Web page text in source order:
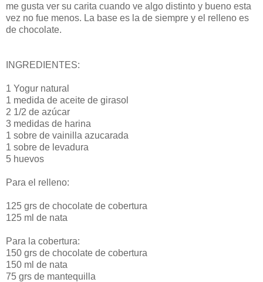
me gusta ver su carita cuando ve algo distinto y bueno esta
vez no fue menos. La base es la de siempre y el relleno es
de chocolate.
INGREDIENTES:
1 Yogur natural
1 medida de aceite de girasol
2 1/2 de azúcar
3 medidas de harina
1 sobre de vainilla azucarada
1 sobre de levadura
5 huevos
Para el relleno:
125 grs de chocolate de cobertura
125 ml de nata
Para la cobertura:
150 grs de chocolate de cobertura
150 ml de nata
75 grs de mantequilla